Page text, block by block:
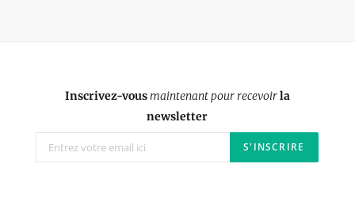
Inscrivez-vousmaintenant pour recevoirla
newsletter